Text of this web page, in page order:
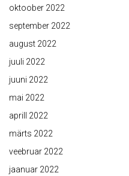
oktoober 2022
september 2022
august 2022
juuli 2022
juuni 2022
mai 2022
aprill 2022
märts 2022
veebruar 2022
jaanuar 2022